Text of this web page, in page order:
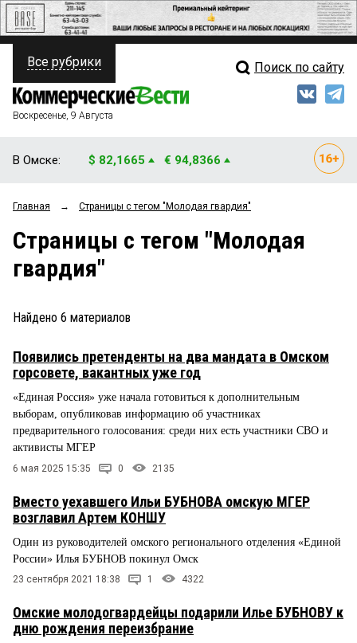
ПОЛИТИКА
ФИНАНСЫ
ОБЩЕСТВО
ЗАКОН
НОВОСТИ КОМПАНИЙ
ПРОИСШЕСТВИЯ
СТИЛЬ ЖИЗНИ
Свежий выпуск
Мнения
Рейтинги
Все рубрики Поиск по сайту
Воскресенье, 9 Августа
В Омске: $ 82,1665 € 94,8366
Главная → Страницы c тегом "Молодая гвардия"
Страницы c тегом "Молодая
гвардия"
Найдено 6 материалов
Появились претенденты на два мандата в Омском
горсовете, вакантных уже год
«Единая Россия» уже начала готовиться к дополнительным
выборам, опубликовав информацию об участниках
предварительного голосования: среди них есть участники СВО и
активисты МГЕР
6 мая 2025 15:35 0 2135
Вместо уехавшего Ильи БУБНОВА омскую МГЕР
возглавил Артем КОНШУ
Один из руководителей омского регионального отделения «Единой
России» Илья БУБНОВ покинул Омск
23 сентября 2021 18:38 1 4322
Омские молодогвардейцы подарили Илье БУБНОВУ к
дню рождения переизбрание